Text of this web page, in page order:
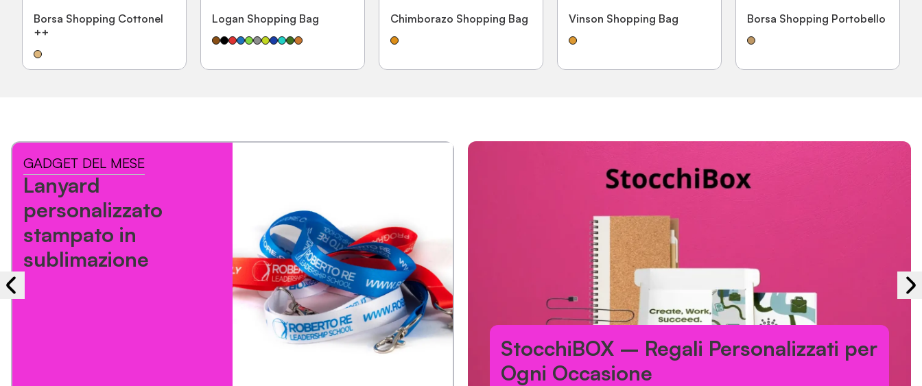
Borsa Shopping Cottonel
++
Logan Shopping Bag Chimborazo Shopping Bag Vinson Shopping Bag Borsa Shopping Portobello
GADGET DEL MESE
Lanyard
personalizzato
stampato in
sublimazione
StocchiBOX – Regali Personalizzati per
Ogni Occasione